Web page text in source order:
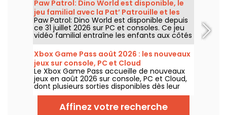
style spécial pour le célèbre assassin et de
nouveaux éléments de gameplay.
Paw Patrol: Dino World est disponible, le
jeu familial avec la Pat’ Patrouille et les
dinosaures
Paw Patrol: Dino World est disponible depuis
ce 31 juillet 2026 sur PC et consoles. Ce jeu
vidéo familial entraîne les enfants aux côtés
de la Pat’ Patrouille sur une île peuplée de
dinosaures.
Xbox Game Pass août 2026 : les nouveaux
jeux sur console, PC et Cloud
Le Xbox Game Pass accueille de nouveaux
jeux en août 2026 sur console, PC et Cloud,
dont plusieurs sorties disponibles dès leur
lancement. Voici les principaux ajouts
annoncés par Microsoft pour les abonnés au
service.Affinez votre recherche